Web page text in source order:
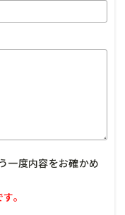
一度内容をお確かめ
。